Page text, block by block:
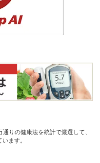
りの健康法を統計で厳選して、
ます。